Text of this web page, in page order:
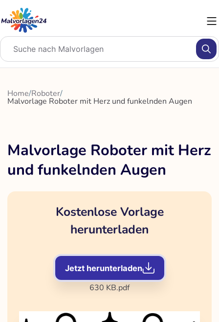
Inhalt
springen
Home/Roboter/
Malvorlage Roboter mit Herz und funkelnden Augen
Malvorlage Roboter mit Herz
und funkelnden Augen
Kostenlose Vorlage
herunterladen
Jetzt herunterladen
630 KB.pdf